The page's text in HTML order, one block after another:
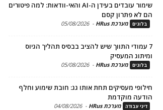
שימור עובדים בעידן ה-AI והאי-וודאות: למה פיטורים
הם לא פתרון קסם
בלוגים מערכת HRus -
05/08/2026
7 עמודי התווך שיש להציב בבסיס תהליך הגיוס
ומיתוג המעסיק
בלוגים מערכת HRus -
05/08/2026
חילופי מעסיקים תחת אותו גג: חובת שימוע וחלף
הודעה מוקדמת
דיני עבודה מערכת HRus -
04/08/2026